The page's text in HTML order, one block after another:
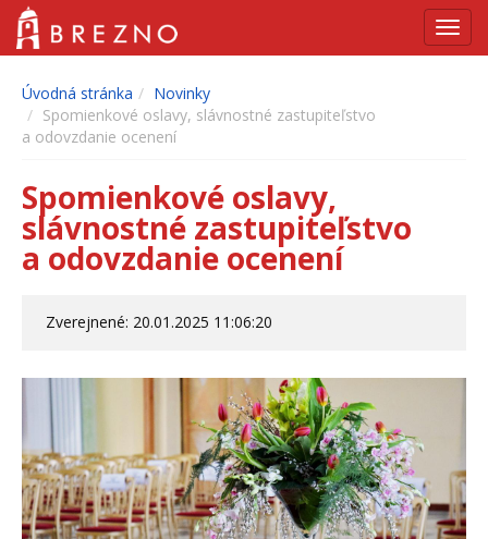
Úvodná stránka
Novinky
Spomienkové oslavy, slávnostné zastupiteľstvo
a odovzdanie ocenení
Spomienkové oslavy,
slávnostné zastupiteľstvo
a odovzdanie ocenení
Zverejnené: 20.01.2025 11:06:20